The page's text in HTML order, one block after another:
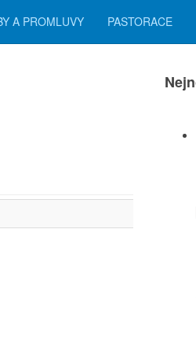
A PROMLUVY PASTORACE